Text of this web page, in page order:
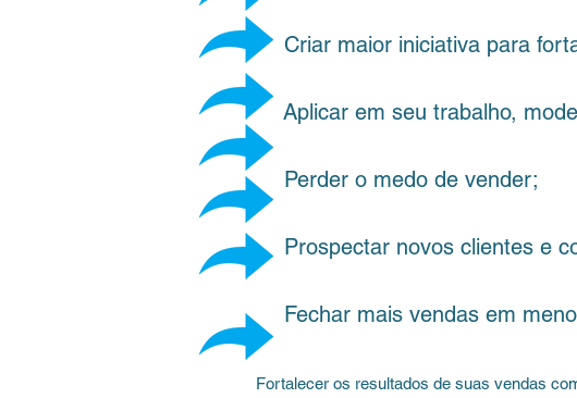
Criar maior iniciativa para
Aplicar em seu trabalho,
Perder o medo de vender;
Prospectar novos clientes e
Fechar mais vendas em menos
Fortalecer os resultados de suas vendas